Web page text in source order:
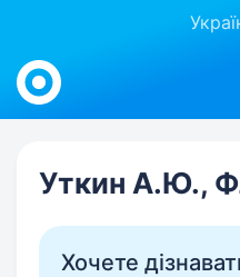
Work.ua
Уткин А.Ю.,
Хочете